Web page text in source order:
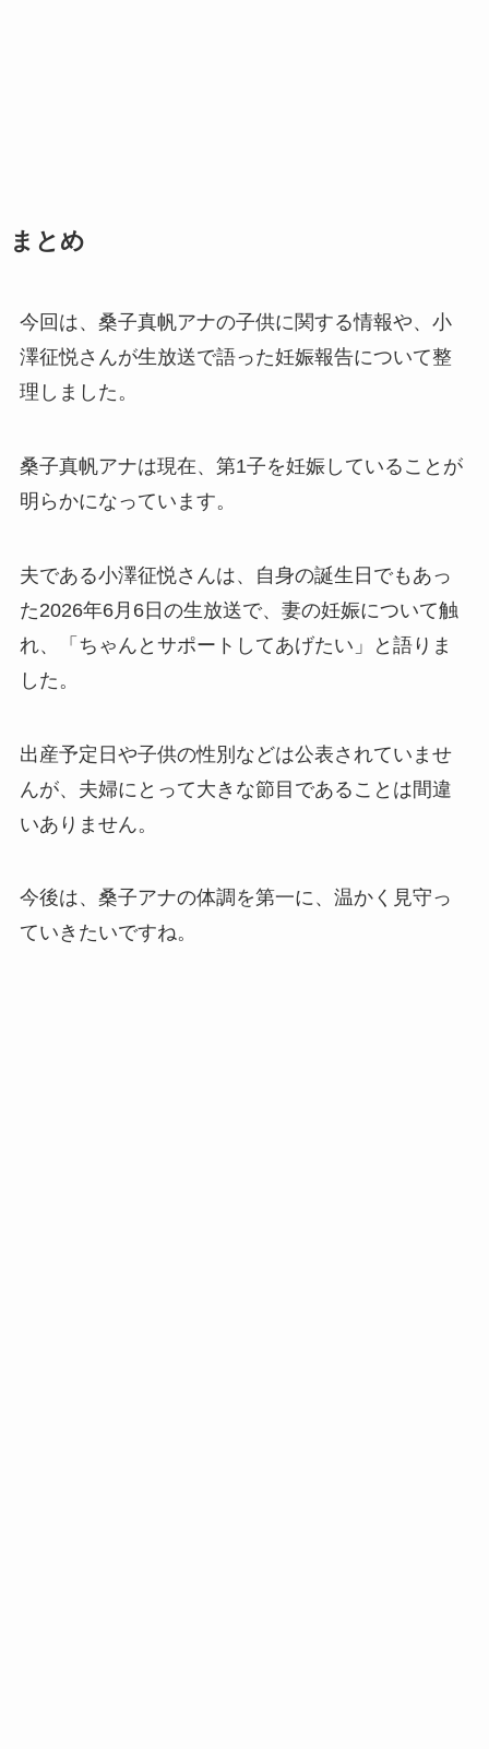
まとめ
今回は、桑子真帆アナの子供に関する情報や、小
澤征悦さんが生放送で語った妊娠報告について整
理しました。
桑子真帆アナは現在、第1子を妊娠していることが
明らかになっています。
夫である小澤征悦さんは、自身の誕生日でもあっ
た2026年6月6日の生放送で、妻の妊娠について触
れ、「ちゃんとサポートしてあげたい」と語りま
した。
出産予定日や子供の性別などは公表されていませ
んが、夫婦にとって大きな節目であることは間違
いありません。
今後は、桑子アナの体調を第一に、温かく見守っ
ていきたいですね。